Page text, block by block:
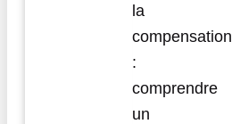
la
compensation
:
comprendre
un